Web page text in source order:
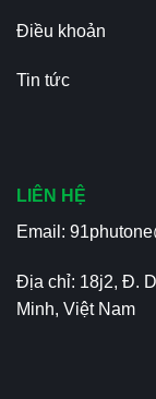
Điều khoản
Tin tức
LIÊN HỆ
Email:
Địa chỉ: 18j2, Đ.
Minh, Việt Nam